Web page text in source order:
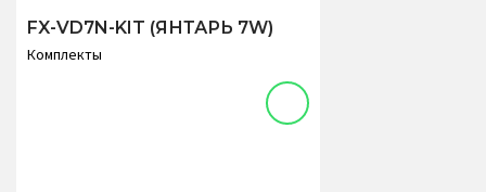
FX-VD7N-KIT (ЯНТАРЬ 7W)
Комплекты